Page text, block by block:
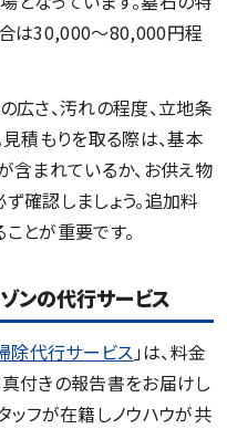
は30,000～80,000円程
広さ、汚れの程度、立地条
積もりを取る際は、基本
含まれているか、お供え物
確認しましょう。追加料
とが重要です。
ンの代行サービス
除代行サービス 」は、料金
付きの報告書をお届けし
ッフが在籍しノウハウが共